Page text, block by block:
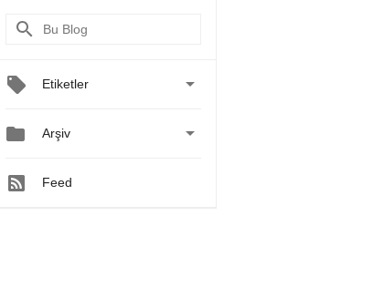
Etiketler 
 Arşiv 
Feed